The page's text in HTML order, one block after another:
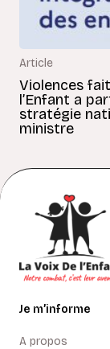
Article
Violences
l’Enfant a
stratégie
ministre
Je m’informe
A propos